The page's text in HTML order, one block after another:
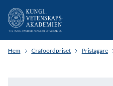
Hem Crafoordpriset Pristagare